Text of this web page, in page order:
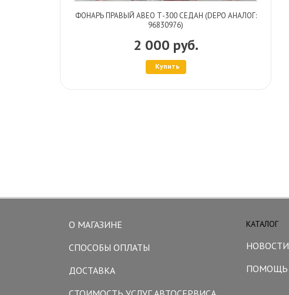
ФОНАРЬ ПРАВЫЙ АВЕО Т-300 СЕДАН (DEPO АНАЛОГ:
96830976)
2 000 руб.
Купить
О МАГАЗИНЕ
СПОСОБЫ ОПЛАТЫ
ДОСТАВКА
КАТАЛОГ
НОВОСТИ
ПОМОЩЬ